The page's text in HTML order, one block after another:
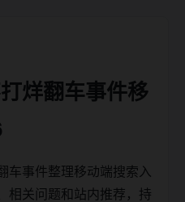
烊翻车事件移
车事件整理移动端搜索入
相关问题和站内推荐，持